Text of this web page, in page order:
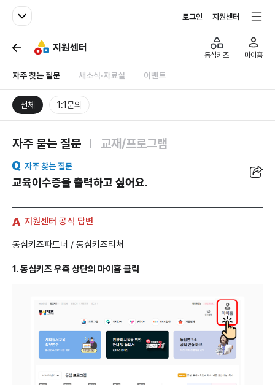
패밀리사이트
로그인 지원센터
지원센터
자주 찾는 질문 새소식·자료실 이벤트
동심키즈 마이홈
전체 1:1문의
자주 묻는 질문 교재/프로그램
자주 찾는 질문
교육이수증을 출력하고 싶어요.
지원센터 공식 답변
동심키즈파트너 / 동심키즈티처
1. 동심키즈 우측 상단의 마이홈 클릭